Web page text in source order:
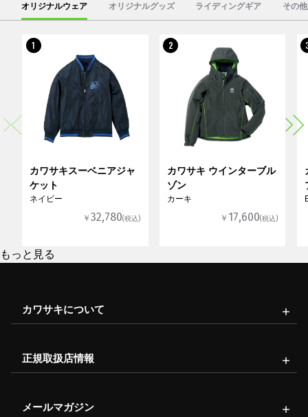
オリジナルウェア オリジナルグッズ ライディングギア その
1
カワサキスーベニアジャ
ケット
ネイビー
￥32,780(税込)
2
カワサキ ウインターブル
ゾン
カーキ
￥ 17,600(税込)
もっと見る
カワサキについて
正規取扱店情報
メールマガジン